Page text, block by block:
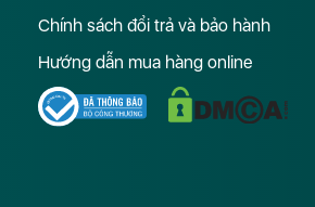
Chính sách đổi trả và bảo hành
Hướng dẫn mua hàng online